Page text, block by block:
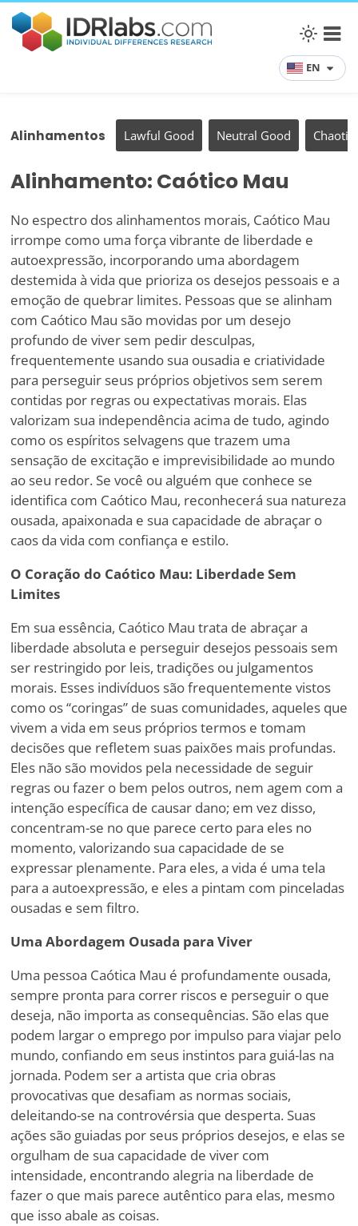
EN
Alinhamentos Lawful Good Neutral Good
Alinhamento: Caótico Mau
No espectro dos alinhamentos morais, Caótico Mau
irrompe como uma força vibrante de liberdade e
autoexpressão, incorporando uma abordagem
destemida à vida que prioriza os desejos pessoais e a
emoção de quebrar limites. Pessoas que se alinham
com Caótico Mau são movidas por um desejo
profundo de viver sem pedir desculpas,
frequentemente usando sua ousadia e criatividade
para perseguir seus próprios objetivos sem serem
contidas por regras ou expectativas morais. Elas
valorizam sua independência acima de tudo, agindo
como os espíritos selvagens que trazem uma
sensação de excitação e imprevisibilidade ao mundo
ao seu redor. Se você ou alguém que conhece se
identifica com Caótico Mau, reconhecerá sua natureza
ousada, apaixonada e sua capacidade de abraçar o
caos da vida com confiança e estilo.
O Coração do Caótico Mau: Liberdade Sem
Limites
Em sua essência, Caótico Mau trata de abraçar a
liberdade absoluta e perseguir desejos pessoais sem
ser restringido por leis, tradições ou julgamentos
morais. Esses indivíduos são frequentemente vistos
como os “coringas” de suas comunidades, aqueles que
vivem a vida em seus próprios termos e tomam
decisões que refletem suas paixões mais profundas.
Eles não são movidos pela necessidade de seguir
regras ou fazer o bem pelos outros, nem agem com a
intenção específica de causar dano; em vez disso,
concentram-se no que parece certo para eles no
momento, valorizando sua capacidade de se
expressar plenamente. Para eles, a vida é uma tela
para a autoexpressão, e eles a pintam com pinceladas
ousadas e sem filtro.
Uma Abordagem Ousada para Viver
Uma pessoa Caótica Mau é profundamente ousada,
sempre pronta para correr riscos e perseguir o que
deseja, não importa as consequências. São elas que
podem largar o emprego por impulso para viajar pelo
mundo, confiando em seus instintos para guiá-las na
jornada. Podem ser a artista que cria obras
provocativas que desafiam as normas sociais,
deleitando-se na controvérsia que desperta. Suas
ações são guiadas por seus próprios desejos, e elas se
orgulham de sua capacidade de viver com
intensidade, encontrando alegria na liberdade de
fazer o que mais parece autêntico para elas, mesmo
que isso abale as coisas.